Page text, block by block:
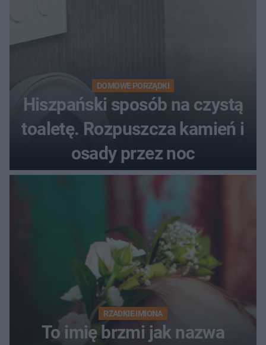
DOMOWE PORZĄDKI
Hiszpański sposób na czystą
toaletę. Rozpuszcza kamień i
osady przez noc
RZADKIE IMIONA
To imię brzmi jak nazwa